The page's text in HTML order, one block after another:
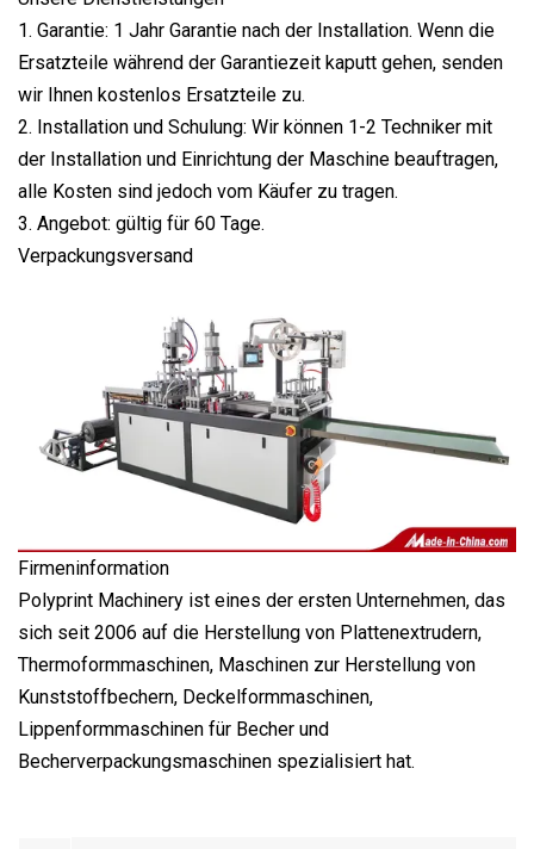
1. Garantie: 1 Jahr Garantie nach der Installation. Wenn die
Ersatzteile während der Garantiezeit kaputt gehen, senden
wir Ihnen kostenlos Ersatzteile zu.
2. Installation und Schulung: Wir können 1-2 Techniker mit
der Installation und Einrichtung der Maschine beauftragen,
alle Kosten sind jedoch vom Käufer zu tragen.
3. Angebot: gültig für 60 Tage.
Verpackungsversand
Firmeninformation
Polyprint Machinery ist eines der ersten Unternehmen, das
sich seit 2006 auf die Herstellung von Plattenextrudern,
Thermoformmaschinen, Maschinen zur Herstellung von
Kunststoffbechern, Deckelformmaschinen,
Lippenformmaschinen für Becher und
Becherverpackungsmaschinen spezialisiert hat.